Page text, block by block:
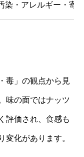
染・アレルギー・寄
毒」の観点から見
味の面ではナッツ
評価され、食感も
変化があります。